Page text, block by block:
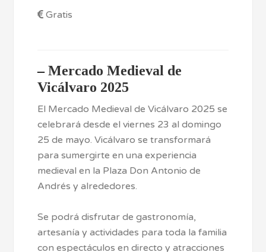
Gratis
–Mercado Medieval de
Vicálvaro 2025
El Mercado Medieval de Vicálvaro 2025 se
celebrará desde el viernes 23 al domingo
25 de mayo. Vicálvaro se transformará
para sumergirte en una experiencia
medieval en la Plaza Don Antonio de
Andrés y alrededores.
Se podrá disfrutar de gastronomía,
artesanía y actividades para toda la familia
con espectáculos en directo y atracciones